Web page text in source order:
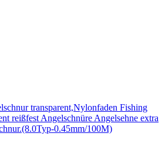
transparent,Nylonfaden Fishing
reißfest Angelschnüre Angelsehne extra
0.45mm/100M)